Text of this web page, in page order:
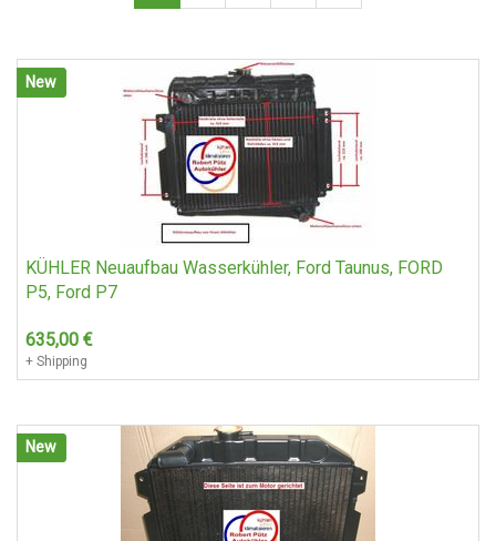
New
KÜHLER Neuaufbau Wasserkühler, Ford Taunus, FORD
P5, Ford P7
635,00 €
+ Shipping
New